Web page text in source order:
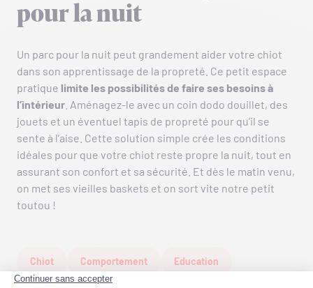
pour la nuit
Un parc pour la nuit peut grandement aider votre chiot
dans son apprentissage de la propreté. Ce petit espace
pratique limite les possibilités de faire ses besoins à
l’intérieur . Aménagez-le avec un coin dodo douillet, des
jouets et un éventuel tapis de propreté pour qu’il se
sente à l’aise. Cette solution simple crée les conditions
idéales pour que votre chiot reste propre la nuit, tout en
assurant son confort et sa sécurité. Et dès le matin venu,
on met ses vieilles baskets et on sort vite notre petit
toutou !
Chiot Comportement Education